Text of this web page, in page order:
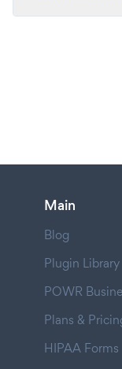
Main
Blog
Plugin Library
POWR
Plans &
HIPAA Forms